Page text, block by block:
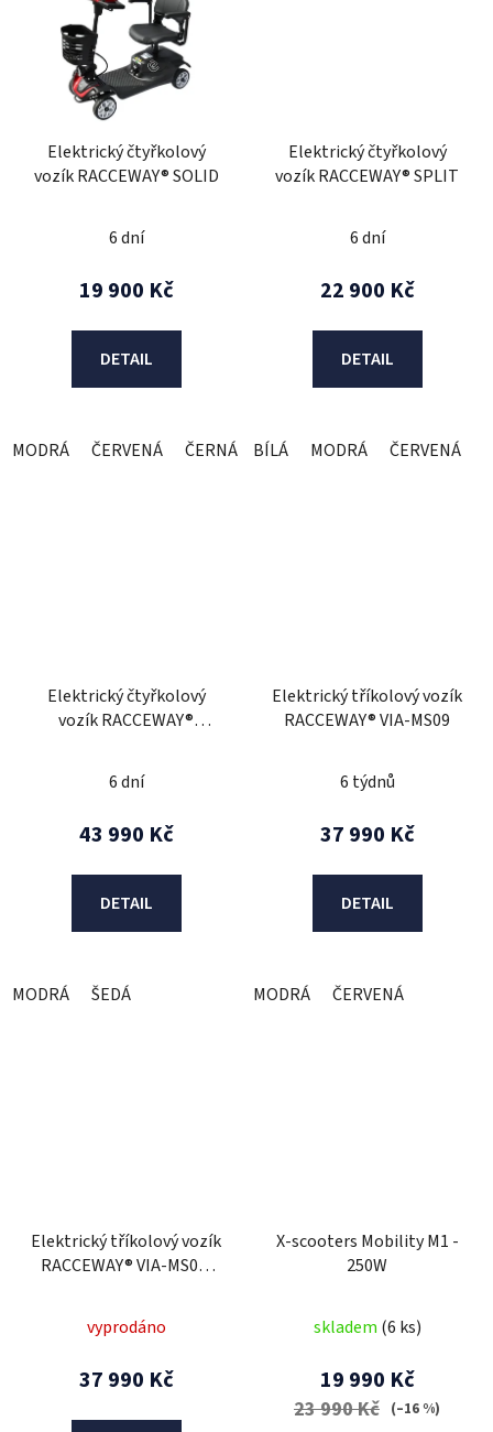
Elektrický čtyřkolový
vozík RACCEWAY® SOLID
6 dní
19 900 Kč
DETAIL
MODRÁ ČERVENÁ ČERNÁ ŠEDÁ
Elektrický čtyřkolový
vozík RACCEWAY® SPLIT
6 dní
22 900 Kč
DETAIL
BÍLÁ MODRÁ ČERVENÁ
Elektrický čtyřkolový
vozík RACCEWAY®
SCOOTER
6 dní
43 990 Kč
DETAIL
MODRÁ ŠEDÁ
Elektrický tříkolový vozík
RACCEWAY® VIA-MS09
6 týdnů
37 990 Kč
DETAIL
MODRÁ ČERVENÁ
Elektrický tříkolový vozík
RACCEWAY® VIA-MS09,
vyprodáno
37 990 Kč
X-scooters Mobility M1 -
250W
skladem (6 ks)
19 990 Kč
23 990 Kč (–16 %)